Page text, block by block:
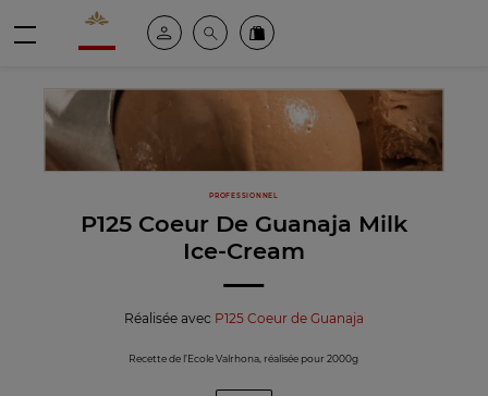
Valrhona - Imaginons le meilleur du chocolat
Espace clientRechercheCommandez en ligne
PROFESSIONNEL
P125 Coeur De Guanaja Milk
Ice-Cream
Réalisée avec P125 Coeur de Guanaja
Recette de l’Ecole Valrhona, réalisée pour 2000g